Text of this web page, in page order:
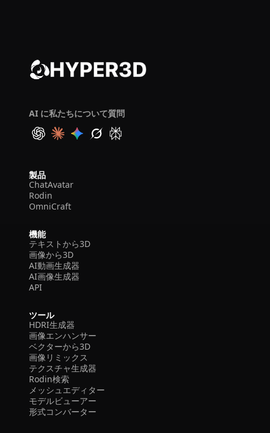
AI に私たちについて質問
製品
ChatAvatar
Rodin
OmniCraft
機能
テキストから3D
画像から3D
AI動画生成器
AI画像生成器
API
ツール
HDRI生成器
画像エンハンサー
ベクターから3D
画像リミックス
テクスチャ生成器
Rodin検索
メッシュエディター
モデルビューアー
形式コンバーター